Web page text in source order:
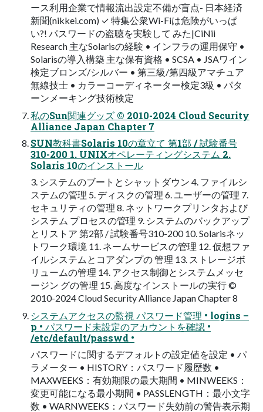
ース利用企業で情報流出設定不備が盲点- 日本経済
新聞(nikkei.com) ✓ 特集公衆Wi-Fiは危険がいっぱ
い?! パスワードの盗聴を実験して みた|CiNii
Research 主なSolarisの経験 • インフラの運用保守 •
Solarisの導入構築 主な保有資格 • SCSA • JSAワイン
検定ブロンズ/シルバー • 第三級/第四級アマチュア
無線技士 • カラーコーディネーター検定3級 • パタ
ーンメーキング技術検定
私のSun関連グッズ © 2010-2024 Cloud Security
Alliance Japan Chapter 7
SUN教科書Solaris 10の章立て 第1部 / 試験番号
310-200 1. UNIXオペレーティングシステム 2.
Solaris 10のインストール
3. システムのブートとシャットダウン 4. ファイルシ
ステムの管理 5. ディスクの管理 6. ユーザーの管理 7.
セキュリティの管理 8. ネットワークプリンタおよび
システム プロセスの管理 9. システムのバックアップ
とリストア 第2部 / 試験番号310-200 10. Solarisネッ
トワーク環境 11. ネームサービスの管理 12. 仮想ファ
イルシステムとコアダンプの 管理 13. ストレージボ
リュームの管理 14. アクセス制御とシステムメッセ
ージン グの管理 15. 高度なインストールの実行 ©
2010-2024 Cloud Security Alliance Japan Chapter 8
システムアクセスの監視 パスワード管理 • logins –
p • パスワード未設定のアカウントを確認 •
/etc/default/passwd •
パスワードに関するデフォルトの設定値を設定 • パ
ラメーター • HISTORY：パスワード履歴数 •
MAXWEEKS：有効期限の最大期間 • MINWEEKS：
変更可能になる最小期間 • PASSLENGTH：最小文字
数 • WARNWEEKS：パスワード失効前の警告表示期